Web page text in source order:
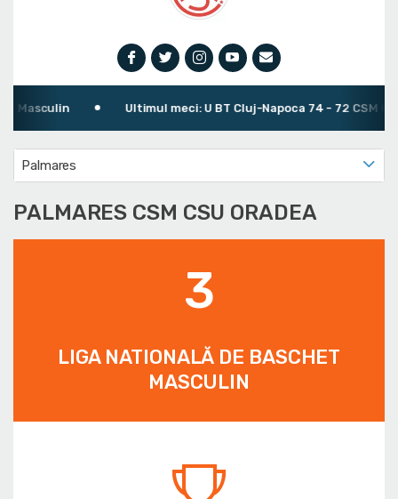
Ultimul meci: U BT Cluj-Napoca 74 - 72 CSM CSU
Palmares
PALMARES CSM CSU ORADEA
3
LIGA NATIONALĂ DE BASCHET
MASCULIN